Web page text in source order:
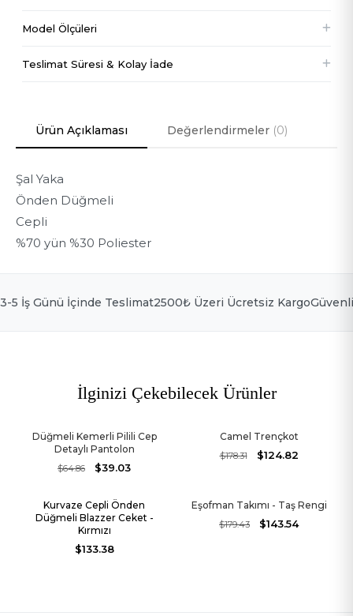
Ülke Seçin
Model Ölçüleri
63 cm
Kalça
Ürün Bedeni
Teslimat Süresi & Kolay İade
Ürün Açıklaması Değerlendirmeler (0)
Şal Yaka
Önden Düğmeli
Cepli
%70 yün %30 Poliester
3-5 İş Günü İçinde Teslimat2500₺ Üzeri Ücretsiz Kargo
İlginizi Çekebilecek Ürünler
-40%
Düğmeli Kemerli Pilili Cep
Detaylı Pantolon
$64.86 $39.03
Camel Trençkot
$178.31 $124.82
Stokta Yok
Kurvaze Cepli Önden
Düğmeli Blazzer Ceket -
Kırmızı
$133.38
Eşofman Takımı - Taş Rengi
$179.43 $143.54